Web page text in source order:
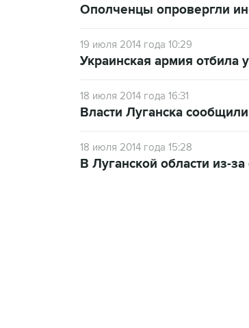
Ополченцы опровергли
19 июля 2014 года 10:29
Украинская армия отбила
18 июля 2014 года 16:31
Власти Луганска
18 июля 2014 года 15:28
В Луганской области из-